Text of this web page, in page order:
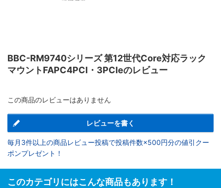
BBC-RM9740シリーズ 第12世代Core対応ラック
マウントFAPC4PCI・3PCIeのレビュー
この商品のレビューはありません
レビューを書く
毎月3件以上の商品レビュー投稿で投稿件数×500円分の値引クー
ポンプレゼント！
このカテゴリにはこんな商品もあります！